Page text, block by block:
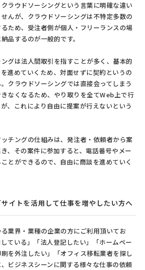
ラウドソーシングという言葉に明確な違い
んが、クラウドソーシングは不特定多数の
ため、受注者側が個人・フリーランスの場
品するのが一般的です。
グは法人間取引を指すことが多く、基本的
進めていくため、対面せずに契約というの
クラウドソーシングでは直接会ってしまう
なくなるため、やり取りを全てWeb上で行
、これにより自由に提案が行えないという
チングの仕組みは、発注者・依頼者から案
、その案件に参加すると、電話番号やメー
とができるので、自由に商談を進めていく
イトを活用して仕事を増やしたい方へ
業界・業種の企業の方にご利用頂いてお
ている」「法人登記したい」「ホームペー
を外注したい」「オフィス移転業者を探し
ビジネスシーンに関する様々な仕事の依頼